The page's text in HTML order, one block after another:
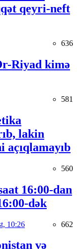
qeyri-neft
636
Riyad kimə
581
lakin
açıqlamayıb
560
16:00-dan
dək
10:26 662
və